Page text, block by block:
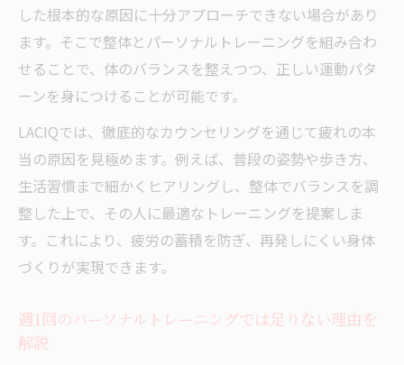
した根本的な原因に十分アプローチできない場合があり
ます。そこで整体とパーソナルトレーニングを組み合わ
せることで、体のバランスを整えつつ、正しい運動パタ
ーンを身につけることが可能です。
LACIQでは、徹底的なカウンセリングを通じて疲れの本
当の原因を見極めます。例えば、普段の姿勢や歩き方、
生活習慣まで細かくヒアリングし、整体でバランスを調
整した上で、その人に最適なトレーニングを提案しま
す。これにより、疲労の蓄積を防ぎ、再発しにくい身体
づくりが実現できます。
週1回のパーソナルトレーニングでは足りない理由を
解説